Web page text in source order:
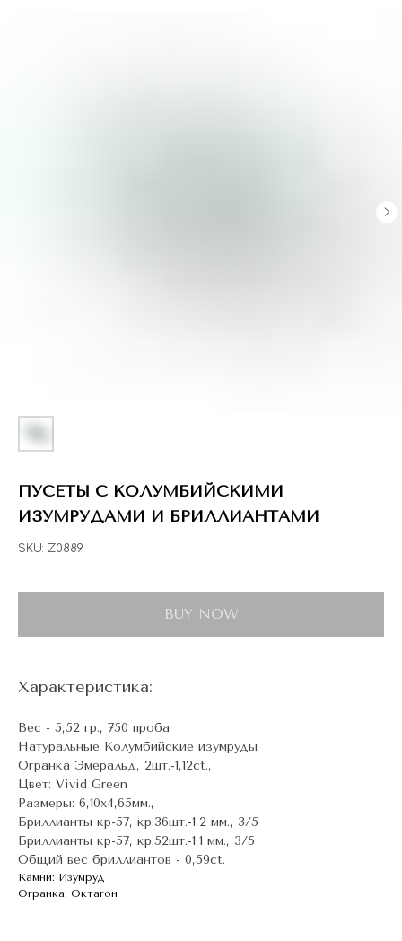
ПУСЕТЫ С КОЛУМБИЙСКИМИ
ИЗУМРУДАМИ И БРИЛЛИАНТАМИ
SKU: Z0889
BUY NOW
Характеристика:
Вес - 5,52 гр., 750 проба
Натуральные Колумбийские изумруды
Огранка Эмеральд, 2шт.-1,12ct.,
Цвет: Vivid Green
Размеры: 6,10х4,65мм.,
Бриллианты кр-57, кр.36шт.-1,2 мм., 3/5
Бриллианты кр-57, кр.52шт.-1,1 мм., 3/5
Общий вес бриллиантов - 0,59ct.
Камни: Изумруд
Огранка: Октагон